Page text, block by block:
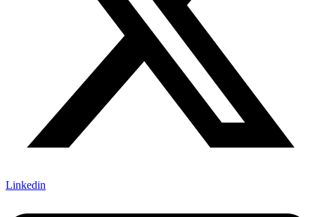
Linkedin